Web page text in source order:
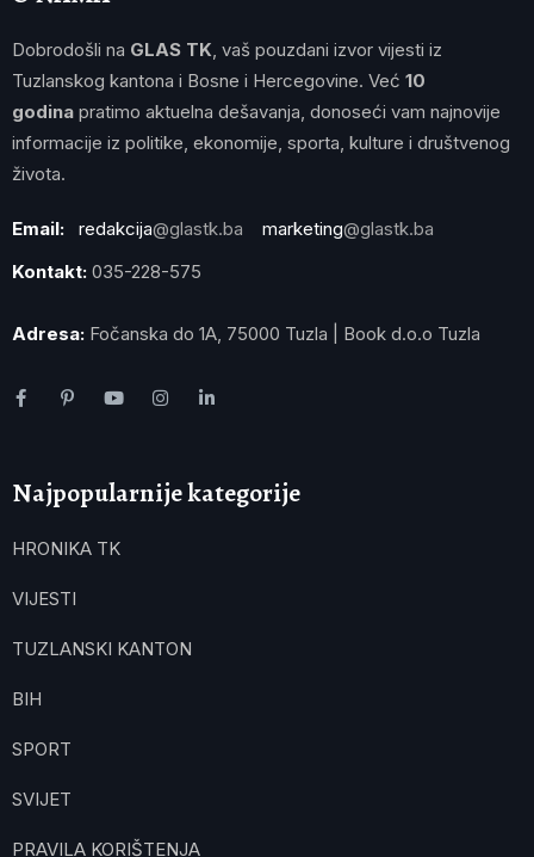
Dobrodošli na GLAS TK , vaš pouzdani izvor vijesti iz
Tuzlanskog kantona i Bosne i Hercegovine. Već 10
godina pratimo aktuelna dešavanja, donoseći vam najnovije
informacije iz politike, ekonomije, sporta, kulture i društvenog
života.
Email: redakcija@glastk.ba marketing@glastk.ba
Kontakt: 035-228-575
Adresa: Fočanska do 1A, 75000 Tuzla | Book d.o.o Tuzla
Najpopularnije kategorije
HRONIKA TK
VIJESTI
TUZLANSKI KANTON
BIH
SPORT
SVIJET
PRAVILA KORIŠTENJA